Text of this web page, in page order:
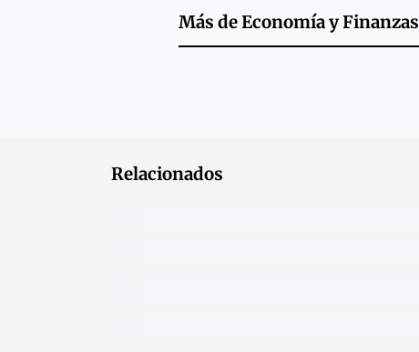
Más deEconomía y Finanzas
Relacionados